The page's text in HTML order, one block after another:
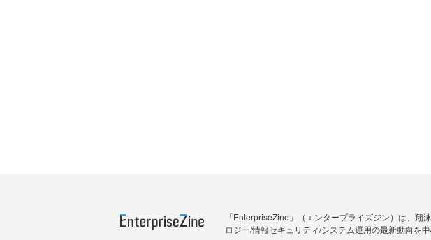
「EnterpriseZine」（エンタープライズジン）は、
ロジー/情報セキュリティ/システム運用の最新動向を